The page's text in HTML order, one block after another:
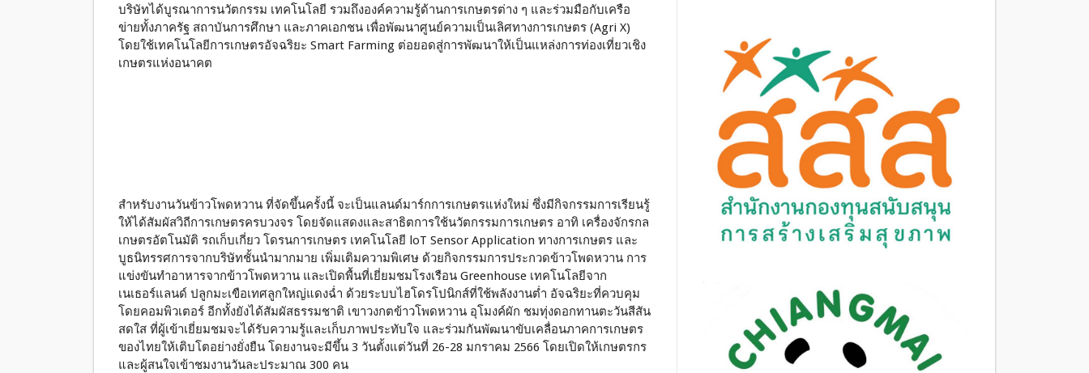
บริษัทได้บูรณาการนวัตกรรม เทคโนโลยี รวมถึงองค์ความรู้ด้านการเกษตรต่าง ๆ และร่วมมือกับเครือ
ข่ายทั้งภาครัฐ สถาบันการศึกษา และภาคเอกชน เพื่อพัฒนาศูนย์ความเป็นเลิศทางการเกษตร (Agri X)
โดยใช้เทคโนโลยีการเกษตรอัจฉริยะ Smart Farming ต่อยอดสู่การพัฒนาให้เป็นแหล่งการท่องเที่ยวเชิง
เกษตรแห่งอนาคต
สำหรับงานวันข้าวโพดหวาน ที่จัดขึ้นครั้งนี้ จะเป็นแลนด์มาร์กการเกษตรแห่งใหม่ ซึ่งมีกิจกรรมการเรียนรู้
ให้ได้สัมผัสวิถีการเกษตรครบวงจร โดยจัดแสดงและสาธิตการใช้นวัตกรรมการเกษตร อาทิ เครื่องจักรกล
เกษตรอัตโนมัติ รถเก็บเกี่ยว โดรนการเกษตร เทคโนโลยี loT Sensor Application ทางการเกษตร และ
บูธนิทรรศการจากบริษัทชั้นนำมากมาย เพิ่มเติมความพิเศษ ด้วยกิจกรรมการประกวดข้าวโพดหวาน การ
แข่งขันทำอาหารจากข้าวโพดหวาน และเปิดพื้นที่เยี่ยมชมโรงเรือน Greenhouse เทคโนโลยีจาก
เนเธอร์แลนด์ ปลูกมะเขือเทศลูกใหญ่แดงฉ่ำ ด้วยระบบไฮโดรโปนิกส์ที่ใช้พลังงานต่ำ อัจฉริยะที่ควบคุม
โดยคอมพิวเตอร์ อีกทั้งยังได้สัมผัสธรรมชาติ เขาวงกตข้าวโพดหวาน อุโมงค์ผัก ชมทุ่งดอกทานตะวันสีสัน
สดใส ที่ผู้เข้าเยี่ยมชมจะได้รับความรู้และเก็บภาพประทับใจ และร่วมกันพัฒนาขับเคลื่อนภาคการเกษตร
ของไทยให้เติบโตอย่างยั่งยืน โดยงานจะมีขึ้น 3 วันตั้งแต่วันที่ 26-28 มกราคม 2566 โดยเปิดให้เกษตรกร
และผู้สนใจเข้าชมงานวันละประมาณ 300 คน